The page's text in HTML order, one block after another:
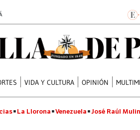
VIDA Y CULTURA OPINIÓN
La Llorona Venezuela José Raúl